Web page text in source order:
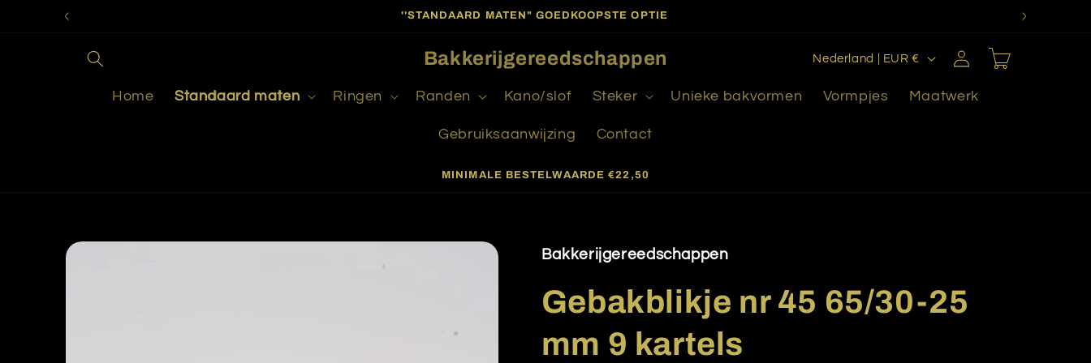
naar de
''STANDAARD MATEN" GOEDKOOPSTE OPTIE
Bakkerijgereedschappen
Home Standaard maten Ringen Randen Kano/slof Steker Unieke bakvormen Vormpjes Maatwerk
Gebruiksaanwijzing Contact
L
Nederland | EUR € InloggenWinkelwagen
MINIMALE BESTELWAARDE €22,50
Ga direct naar
Bakkerijgereedschappen
Gebakblikje nr 45 65/30-25
mm 9 kartels